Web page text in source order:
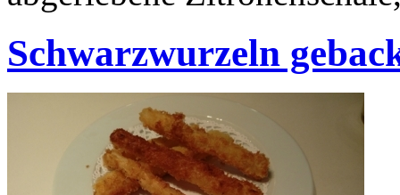
Schwarzwurzeln